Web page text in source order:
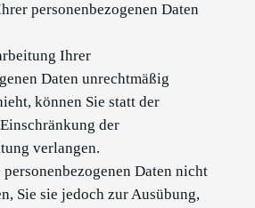
personenbezogenen Daten
Ihrer
Daten unrechtmäßig
können Sie statt der
der
verlangen.
Daten nicht
Sie sie jedoch zur Ausübung,